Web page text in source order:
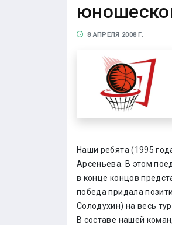
8 АПРЕЛЯ 2008 Г.
Наши ребята (1995
Арсеньева. В этом
в конце концов
победа придала
Солодухин) на весь
В составе нашей